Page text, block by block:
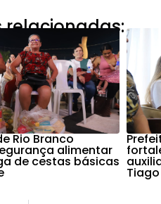
relacionadas:
Rio Branco
alimentar
de cestas básicas
Tiago